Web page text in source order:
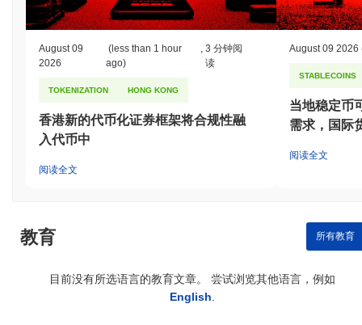
0.17%
。这表明相对于更广泛的市场势头,JJ 的价格走势表现强
劲。
August 09
2026
(less than 1 hour
ago)
,3 分钟阅
读
TOKENIZATION HONG KONG
香港新的代币化证券框架将合规性融
入代币中
阅读全文
August 09 2026
STABLECOINS
当地稳定币
需求，国际
阅读全文
教育 所有教育
目前没有所选语言的教育文章。 尝试浏览其他语言，例如
English